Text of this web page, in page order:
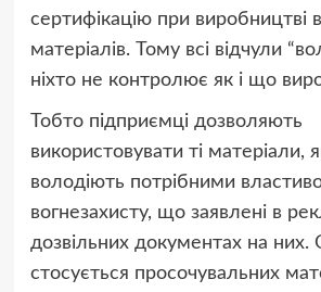
сертифікацію при виробництві
матеріалів. Тому всі відчули
ніхто не контролює як і що
Тобто підприємці дозволяють
використовувати ті матеріали,
володіють потрібними
вогнезахисту, що заявлені в
дозвільних документах на
стосується просочувальних